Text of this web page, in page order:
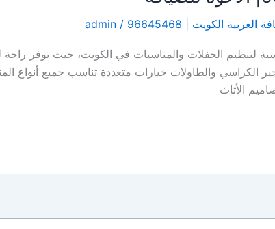
الكويت | 96645468 /
admin
الحفلات والمناسبات في الكويت، حيث توفر راحة
والطاولات خيارات متعددة تناسب جميع أنواع
الأثاث